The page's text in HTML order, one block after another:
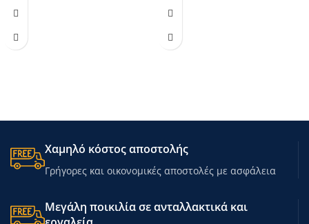
Χαμηλό κόστος αποστολής
Γρήγορες και οικονομικές αποστολές με ασφάλεια
Μεγάλη ποικιλία σε ανταλλακτικά και